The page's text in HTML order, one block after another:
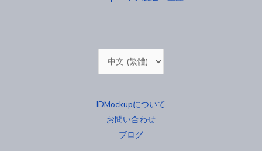
Choose
a
IDMockupについて
お問い合わせ
ブログ